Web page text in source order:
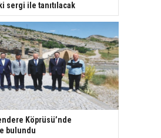
sergi ile tanıtılacak
Köprüsü’nde
bulundu